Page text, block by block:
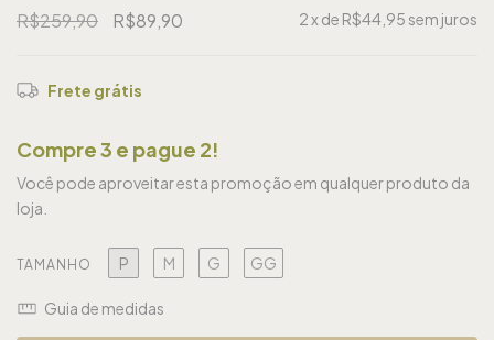
R$259,90 R$89,90 2x de R$44,95 sem juros
Frete grátis
Compre 3 e pague 2!
Você pode aproveitar esta promoção em qualquer produto da
loja.
TAMANHO P M G GG
Guia de medidas